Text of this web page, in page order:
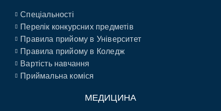
Спеціальності
Перелік конкурсних предметів
Правила прийому в Університет
Правила прийому в Коледж
Вартість навчання
Приймальна коміся
МЕДИЦИНА